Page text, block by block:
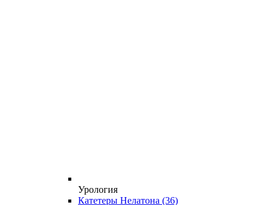
Урология
Катетеры Нелатона (36)